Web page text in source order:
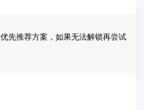
优先推荐方案，如果无法解锁再尝试